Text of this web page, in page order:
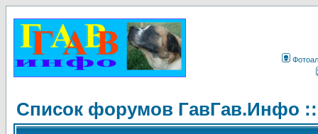
Список форумов ГавГав.Инфо